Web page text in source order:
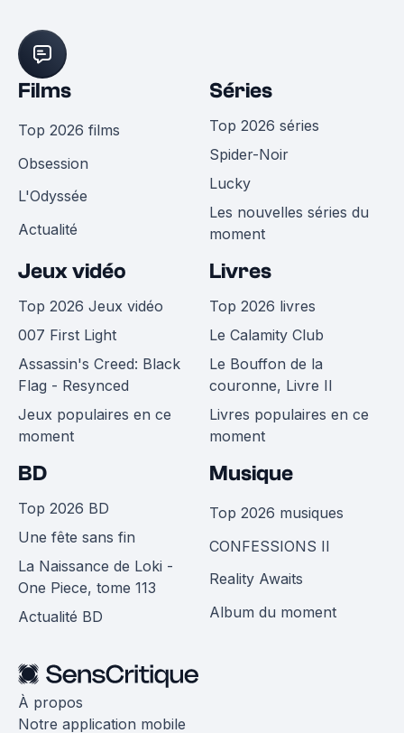
Films
Top 2026 films
Obsession
L'Odyssée
Actualité
Séries
Top 2026 séries
Spider-Noir
Lucky
Les nouvelles séries du
moment
Jeux vidéo
Top 2026 Jeux vidéo
007 First Light
Assassin's Creed: Black
Flag - Resynced
Jeux populaires en ce
moment
Livres
Top 2026 livres
Le Calamity Club
Le Bouffon de la
couronne, Livre II
Livres populaires en ce
moment
BD
Top 2026 BD
Une fête sans fin
La Naissance de Loki -
One Piece, tome 113
Actualité BD
Musique
Top 2026 musiques
CONFESSIONS II
Reality Awaits
Album du moment
À propos
Notre application mobile